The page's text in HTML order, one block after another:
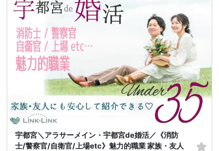
宇都宮＼アラサーメイン・宇都宮de婚活／《消防
士/警察官/自衛官/上場etc》魅力的職業 家族・友人